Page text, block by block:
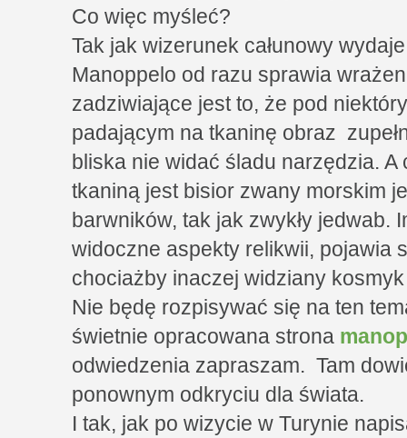
Co więc myśleć?
Tak jak wizerunek całunowy
Manoppelo od razu sprawia
zadziwiające jest to, że pod
padającym na tkaninę obraz
bliska nie widać śladu narzędzia.
tkaniną jest bisior zwany morskim
barwników, tak jak zwykły jedwab.
widoczne aspekty relikwii, pojawia
chociażby inaczej widziany kosmyk
Nie będę rozpisywać się na ten
świetnie opracowana strona
odwiedzenia zapraszam. Tam
ponownym odkryciu dla świata.
I tak, jak po wizycie w Turynie